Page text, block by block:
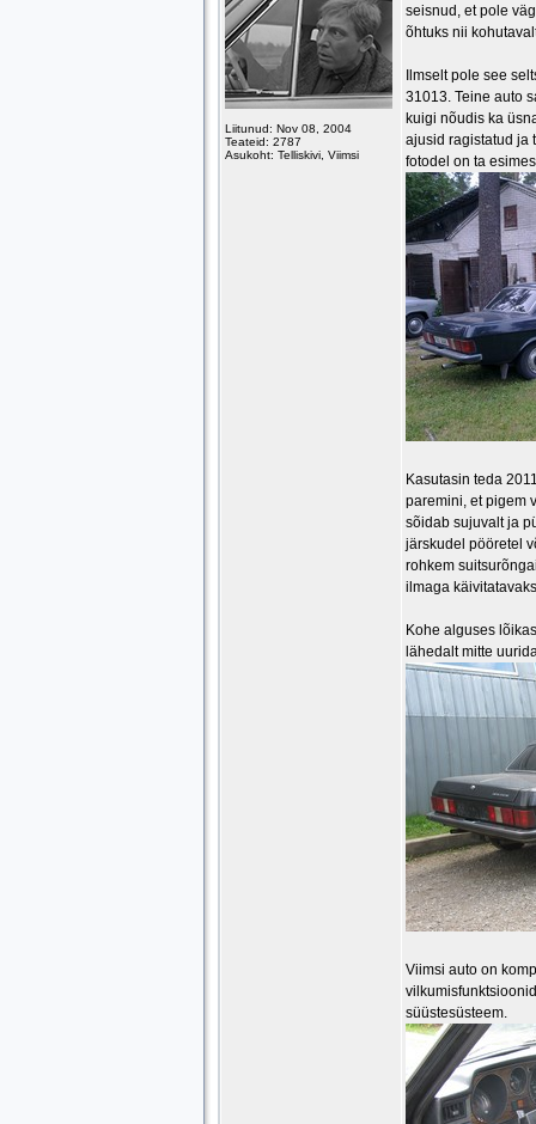
Liitunud: Nov 08, 2004
Teateid: 2787
Asukoht: Telliskivi, Viimsi
seisnud, et pole
õhtuks nii
Ilmselt pole see
31013. Teine auto
kuigi nõudis ka
ajusid ragistatud ja
fotodel on ta
Kasutasin teda
paremini, et pigem
sõidab sujuvalt ja
järskudel pööretel
rohkem
ilmaga
Kohe alguses
lähedalt mitte
Viimsi auto on
süüstesüsteem.